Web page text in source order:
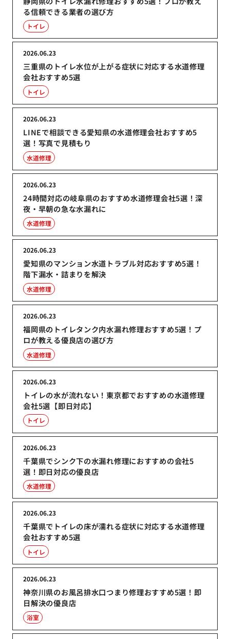
る信頼できる業者の選び方
トイレ
三重県のトイレ水位が上がる症状に対応する水道修理
会社おすすめ5選
2026.06.23
トイレ
LINEで相談できる愛知県の水道修理会社おすすめ5
選！写真で見積もり
2026.06.23
水道修理
24時間対応の岐阜県のおすすめ水道修理会社5選！深
夜・早朝の急な水漏れに
2026.06.23
水道修理
愛知県のマンション水道トラブル対応おすすめ5選！
階下漏水・詰まりを解決
2026.06.23
水道修理
福岡県のトイレタンク内水漏れ修理おすすめ5選！プ
ロが教える優良店の選び方
2026.06.23
水道修理
トイレの水が流れない！東京都でおすすめの水道修理
会社5選【即日対応】
2026.06.23
トイレ
千葉県でシンク下の水漏れ修理におすすめの会社5
選！即日対応の優良店
2026.06.23
水道修理
千葉県でトイレの床が濡れる症状に対応する水道修理
会社おすすめ5選
2026.06.23
トイレ
神奈川県のお風呂排水口つまり修理おすすめ5選！即
日解決の優良店
2026.06.23
浴室